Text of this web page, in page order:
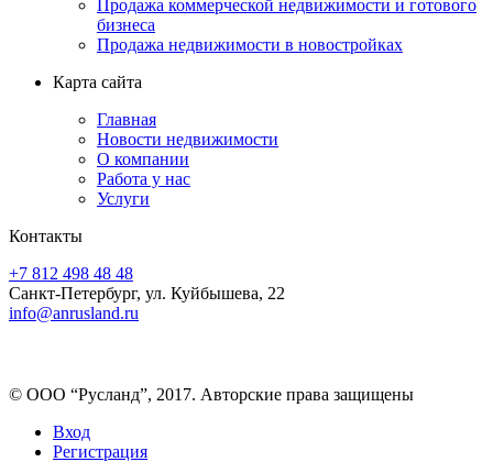
Продажа коммерческой недвижимости и готового
бизнеса
Продажа недвижимости в новостройках
Карта сайта
Главная
Новости недвижимости
О компании
Работа у нас
Услуги
Контакты
+7 812 498 48 48
Санкт-Петербург, ул. Куйбышева, 22
info@anrusland.ru
© ООО “Русланд”, 2017. Авторские права защищены
Вход
Регистрация